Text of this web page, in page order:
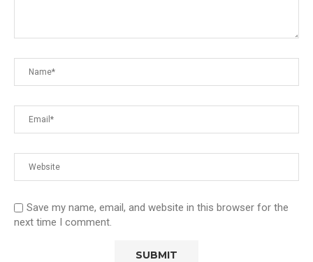
Save my name, email, and website in this browser for the
next time I comment.